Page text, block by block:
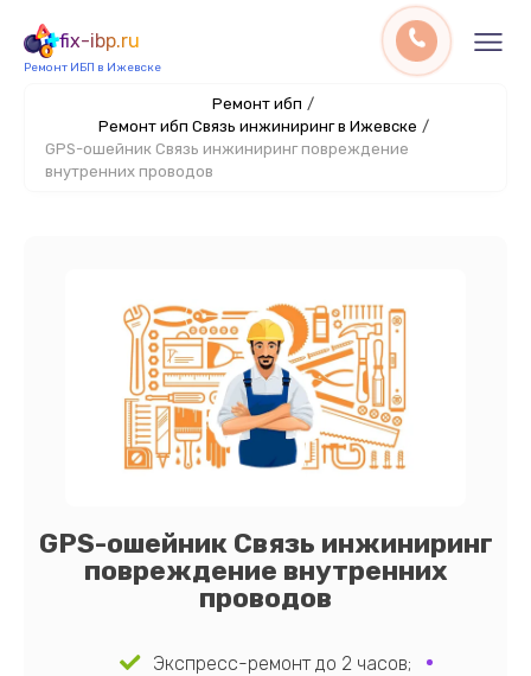
fix-ibp.ru
Ремонт ИБП в Ижевске
Ремонт ибп /
Ремонт ибп Связь инжиниринг в Ижевске /
GPS-ошейник Связь инжиниринг повреждение
внутренних проводов
GPS-ошейник Связь инжиниринг
повреждение внутренних
проводов
Экспресс-ремонт до 2 часов;